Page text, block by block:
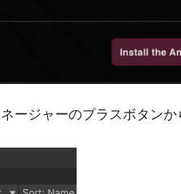
ージャーのプラスボタン